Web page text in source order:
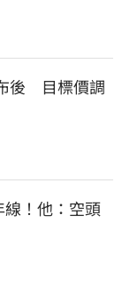
後　目標價調
！他：空頭